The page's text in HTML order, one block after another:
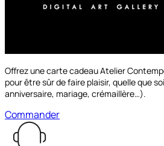
Offrez une carte cadeau Atelier
pour être sûr de faire plaisir, quelle que
anniversaire, mariage, crémaillère…).
Commander